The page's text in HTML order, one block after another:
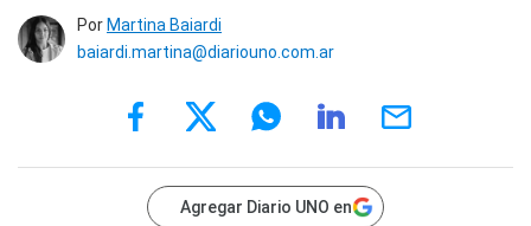
Por Martina Baiardi
baiardi.martina@diariouno.com.ar
Agregar Diario UNO en